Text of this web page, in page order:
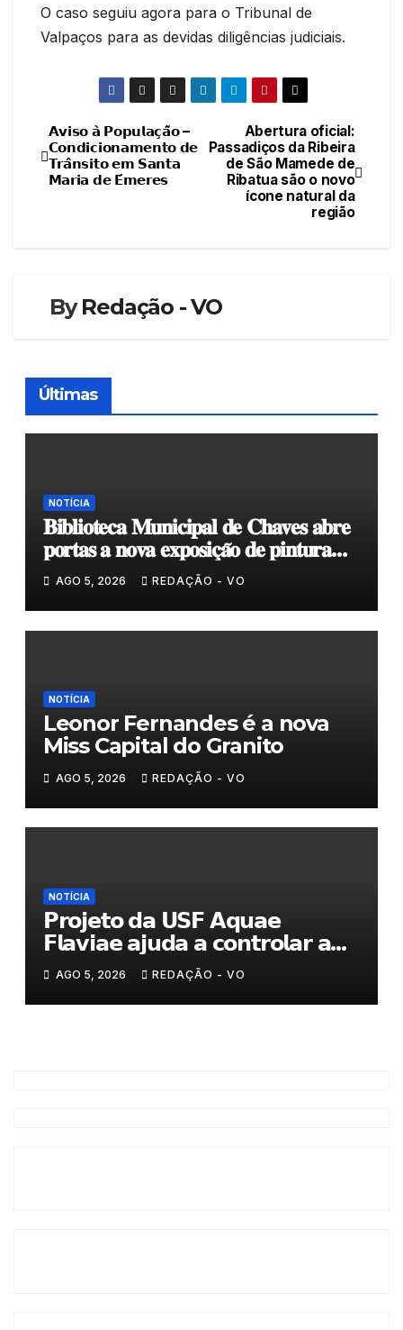
O caso seguiu agora para o Tribunal de
Valpaços para as devidas diligências judiciais.
Navegação
de
Abertura oficial:
Passadiços da Ribeira
de São Mamede de
Ribatua são o novo
ícone natural da
região
𝗔𝘃𝗶𝘀𝗼 𝗮̀ 𝗣𝗼𝗽𝘂𝗹𝗮𝗰̧𝗮̃𝗼 –
𝗖𝗼𝗻𝗱𝗶𝗰𝗶𝗼𝗻𝗮𝗺𝗲𝗻𝘁𝗼 𝗱𝗲
𝗧𝗿𝗮̂𝗻𝘀𝗶𝘁𝗼 𝗲𝗺 𝗦𝗮𝗻𝘁𝗮
𝗠𝗮𝗿𝗶𝗮 𝗱𝗲 𝗘́𝗺𝗲𝗿𝗲𝘀
ByRedação - VO
Últimas
NOTÍCIA
𝐁𝐢𝐛𝐥𝐢𝐨𝐭𝐞𝐜𝐚 𝐌𝐮𝐧𝐢𝐜𝐢𝐩𝐚𝐥 𝐝𝐞 𝐂𝐡𝐚𝐯𝐞𝐬 𝐚𝐛𝐫𝐞
𝐩𝐨𝐫𝐭𝐚𝐬 𝐚 𝐧𝐨𝐯𝐚 𝐞𝐱𝐩𝐨𝐬𝐢𝐜̧𝐚̃𝐨 𝐝𝐞 𝐩𝐢𝐧𝐭𝐮𝐫𝐚
𝐝𝐮𝐫𝐚𝐧𝐭𝐞 𝐨 𝐦𝐞̂𝐬 𝐝𝐞 𝐚𝐠𝐨𝐬𝐭𝐨
AGO 5, 2026 REDAÇÃO - VO
NOTÍCIA
Leonor Fernandes é a nova
Miss Capital do Granito
AGO 5, 2026 REDAÇÃO - VO
NOTÍCIA
𝗣𝗿𝗼𝗷𝗲𝘁𝗼 𝗱𝗮 𝗨𝗦𝗙 𝗔𝗾𝘂𝗮𝗲
𝗙𝗹𝗮𝘃𝗶𝗮𝗲 𝗮𝗷𝘂𝗱𝗮 𝗮 𝗰𝗼𝗻𝘁𝗿𝗼𝗹𝗮𝗿 𝗮
𝗮𝗻𝘀𝗶𝗲𝗱𝗮𝗱𝗲
AGO 5, 2026 REDAÇÃO - VO